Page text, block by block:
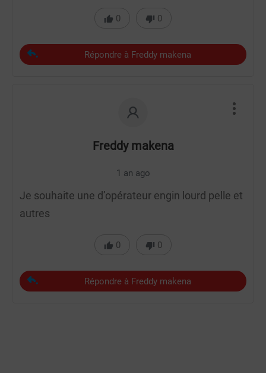
0 0
Répondre à Freddy makena
Freddy makena
1 an ago
Je souhaite une d’opérateur engin lourd pelle et
autres
0 0
Répondre à Freddy makena